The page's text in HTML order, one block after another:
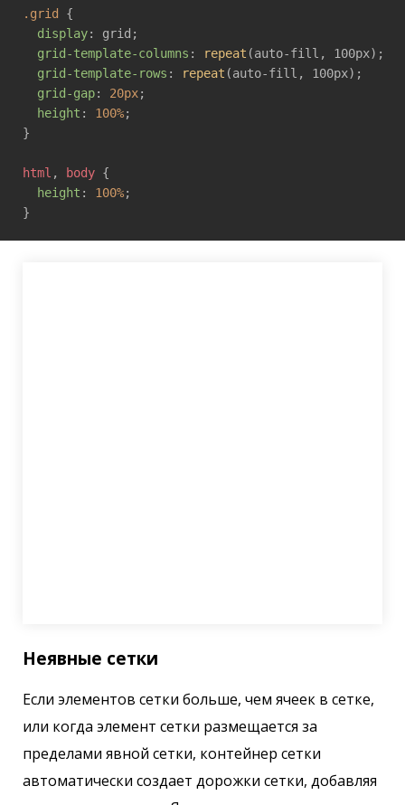
.grid
{
display: grid;
grid-template-columns : repeat (auto-fill, 100px);
grid-template-rows : repeat (auto-fill, 100px);
grid-gap: 20px;
height : 100%;
}
html , body {
height : 100%;
Неявные сетки
Если элементов сетки больше, чем ячеек в сетке,
или когда элемент сетки размещается за
пределами явной сетки, контейнер сетки
автоматически создает дорожки сетки, добавляя